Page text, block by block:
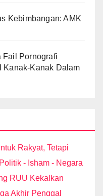
Kebimbangan: AMK
Fail Pornografi
Kanak-Kanak Dalam
Rakyat, Tetapi
- Isham - Negara
RUU Kekalkan
Akhir Penggal